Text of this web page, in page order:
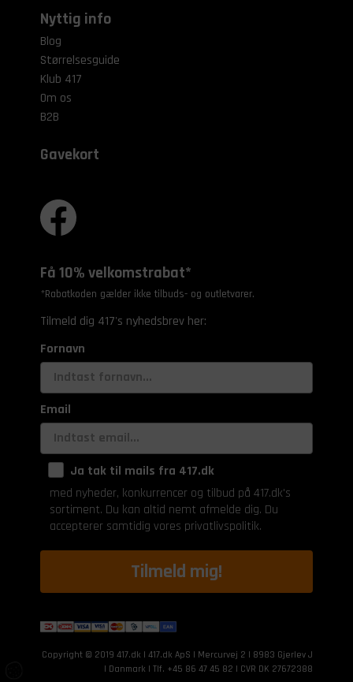
Nyttig info
Blog
Størrelsesguide
Klub 417
Om os
B2B
Gavekort
Få 10% velkomstrabat*
*Rabatkoden gælder ikke tilbuds- og outletvarer.
Tilmeld dig 417's nyhedsbrev her:
Fornavn
Email
Ja tak til mails fra 417.dk
med nyheder, konkurrencer og tilbud på 417.dk's
sortiment. Du kan altid nemt afmelde dig. Du
accepterer samtidig vores privatlivspolitik.
Tilmeld mig!
Copyright © 2019 417.dk | 417.dk ApS | Mercurvej 2 | 8983 Gjerlev J
| Danmark | Tlf. +45 86 47 45 82 | CVR DK 27672388